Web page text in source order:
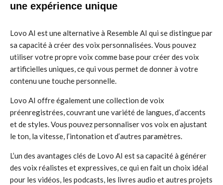
une expérience unique
Lovo AI est une alternative à Resemble AI qui se distingue par
sa capacité à créer des voix personnalisées. Vous pouvez
utiliser votre propre voix comme base pour créer des voix
artificielles uniques, ce qui vous permet de donner à votre
contenu une touche personnelle.
Lovo AI offre également une collection de voix
préenregistrées, couvrant une variété de langues, d’accents
et de styles. Vous pouvez personnaliser vos voix en ajustant
le ton, la vitesse, l’intonation et d’autres paramètres.
L’un des avantages clés de Lovo AI est sa capacité à générer
des voix réalistes et expressives, ce qui en fait un choix idéal
pour les vidéos, les podcasts, les livres audio et autres projets